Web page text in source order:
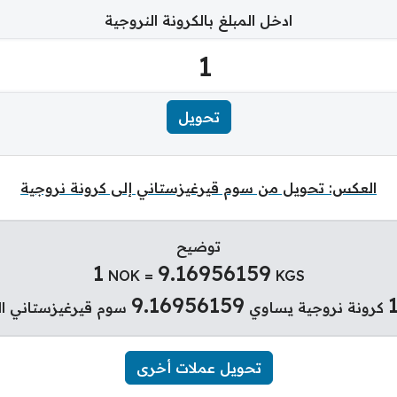
ادخل المبلغ بالكرونة النروجية
العكس: تحويل من سوم قيرغيزستاني إلى كرونة نروجية
توضيح
1 NOK = 9.16956159 KGS
كرونة نروجية يساوي 9.16956159 سوم قيرغيزستاني
تحويل عملات أخرى